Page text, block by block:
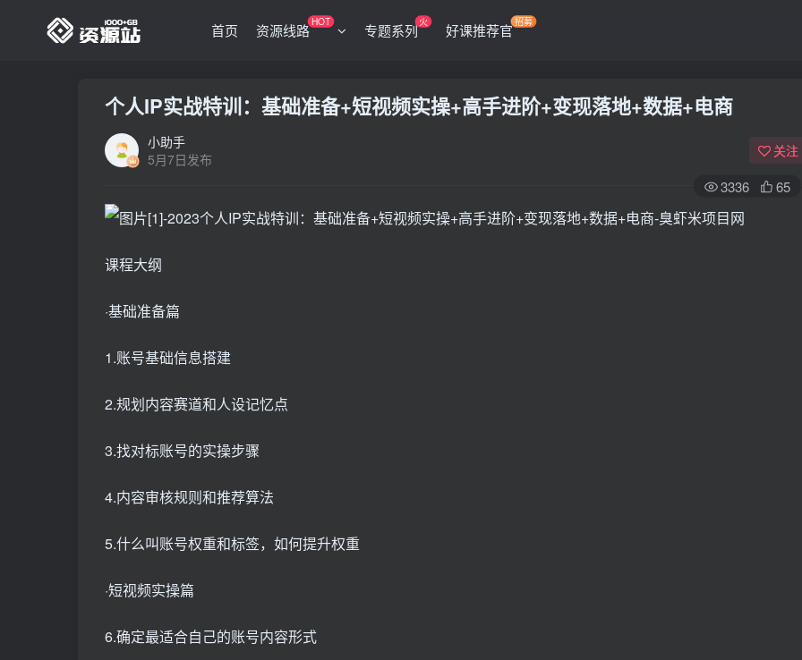
首页 资源线路HOT 专题系列火 好课推荐官招募
个人IP实战特训：基础准备+短视频实操+高手进阶+变现落地+数据+电商
小助手
5月7日发布
关注
3336 65
课程大纲
·基础准备篇
1.账号基础信息搭建
2.规划内容赛道和人设记忆点
3.找对标账号的实操步骤
4.内容审核规则和推荐算法
5.什么叫账号权重和标签，如何提升权重
·短视频实操篇
6.确定最适合自己的账号内容形式